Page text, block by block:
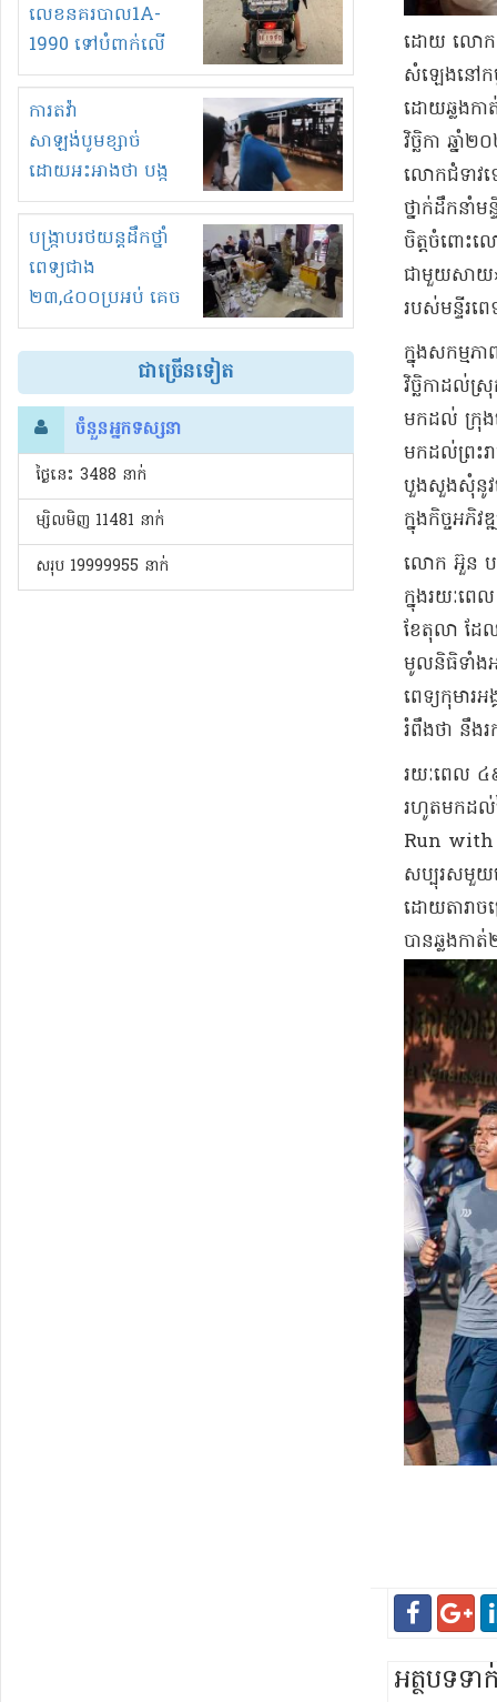
លេខនគរបាល1A-
1990 ទៅបំពាក់លើ
ម៉ូតូរបស់ខ្លួន ដាកផ្លាក
រត់ឌុបហើយ
ការតវ៉ា
សាឡង់បូមខ្សាច់
ដោយអះអាងថា បង្ក
បាក់ច្រាំងទន្លេ និង
រំខានទាំងយប់ទាំងថ្ងៃ
បង្ក្រាបរថយន្តដឹកថ្នាំ
ពេទ្យជាង
២៣,៤០០ប្រអប់ គេច
ពន្ធនិងអត់ច្បាប់នាំ
ចូល!?
ជាច្រើនទៀត
ចំនួនអ្នកទស្សនា
ថ្ងៃនេះ​ 3488 នាក់
ម្សិលមិញ 11481 នាក់
សរុប 19999955 នាក់
ដោយ លោក អូ
សំឡេង​នៅ​កម្
ដោយ​ឆ្លងកា
វិច្ឆិកា ឆ្ន
លោកជំទាវ​
ថ្នាក់ដឹកនាំ​
ចិត្ត​ចំពោះ​
ជាមួយ​សាយ​»
របស់​មន្ទីរពេ
ក្នុង​សកម្ម
វិច្ឆិកា​ដល់​ស្
មកដល់ ក្រុង​
មកដល់​ព្រះរ
បួងសួង​សុំ​នូវ​ស
ក្នុង​កិច្ច​អភិ
លោក អ៊ួ​ន បឋ
ក្នុង​រយៈពេ
ខែតុលា ដែ
មូលនិធិ​ទាំងអ
ពេទ្យ​កុមារ​
រំពឹងថា នឹង​រ
រយៈពេល ៤
រហូតមកដល់​ថ្
Run with
សប្បុរស​មួយ​
ដោយ​តារាច
បាន​ឆ្លងកា
អត្ថបទទ